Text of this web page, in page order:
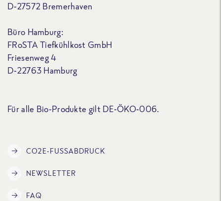
D-27572 Bremerhaven
Büro Hamburg:
FRoSTA Tiefkühlkost GmbH
Friesenweg 4
D-22763 Hamburg
Für alle Bio-Produkte gilt DE-ÖKO-006.
CO2E-FUSSABDRUCK
NEWSLETTER
FAQ